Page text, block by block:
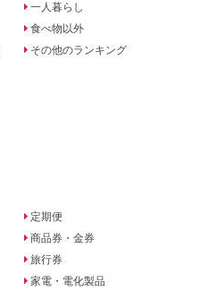
一人暮らし
食べ物以外
その他のランキング
定期便
商品券・金券
旅行券
家電・電化製品